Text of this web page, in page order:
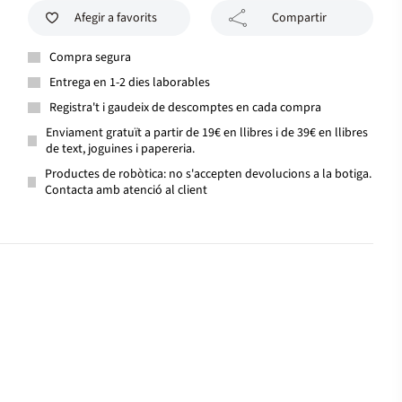
Afegir a favorits Compartir
Compra segura
Entrega en 1-2 dies laborables
Registra't i gaudeix de descomptes en cada compra
Enviament gratuït a partir de 19€ en llibres i de 39€ en llibres
de text, joguines i papereria.
Productes de robòtica: no s'accepten devolucions a la botiga.
Contacta amb atenció al client